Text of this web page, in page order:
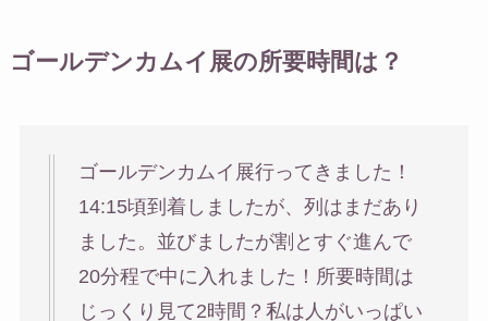
ゴールデンカムイ展の所要時間は？
ゴールデンカムイ展行ってきました！
14:15頃到着しましたが、列はまだあり
ました。並びましたが割とすぐ進んで
20分程で中に入れました！所要時間は
じっくり見て2時間？私は人がいっぱい